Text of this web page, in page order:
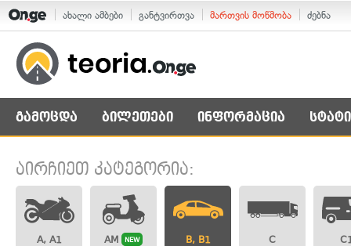
ახალი ამბები განტვირთვა მართვის მოწმობა ძებნა
გამოცდა ბილეთები ინფორმაცია
აირჩიეთ კატეგორია:
A, A1 AM NEW B, B1 C